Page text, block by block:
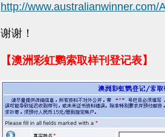
http://
谢谢！
【澳洲彩虹鹦索取样刊登记表】